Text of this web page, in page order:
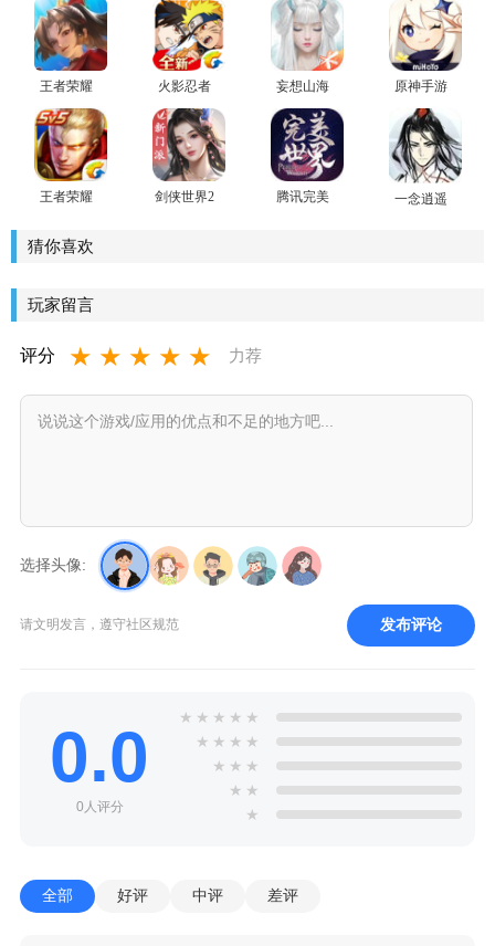
王者荣耀
国际版
honor of
kings官方
最新版
火影忍者
忍者新世
代手游
妄想山海
腾讯官方
版
原神手游
王者荣耀
剑侠世界2
腾讯完美
一念逍遥
猜你喜欢
玩家留言
评分 ★ ★ ★ ★ ★ 力荐
选择头像:
请文明发言，遵守社区规范 发布评论
0.0
0人评分
★ ★ ★ ★ ★
★ ★ ★ ★
★ ★ ★
★ ★
★
全部 好评 中评 差评